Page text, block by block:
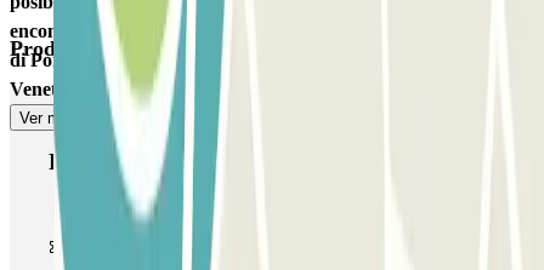
encontrar llegando en coche desde Viale Tunisia, de los Bastioni
di Porta Venezia, desde Porta Nuova y desde Viale Vittorio
Veneto.
Ver más
Productos de Parclick
Productos de Parclick